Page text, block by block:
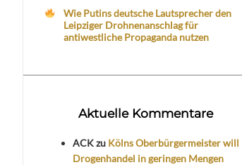
Wie Putins deutsche Lautsprecher den
Leipziger Drohnenanschlag für
antiwestliche Propaganda nutzen
Aktuelle Kommentare
ACKzu Kölns Oberbürgermeister will
Drogenhandel in geringen Mengen